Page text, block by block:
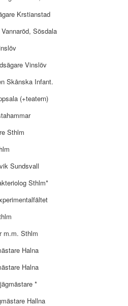
Krstianstad
Sösdala
Vinslöv
Skånska Infant.
(+teatern)
Sthlm
Sundsvall
Sthlm*
m.m. Sthlm
Halna
Halna
*
Hallna